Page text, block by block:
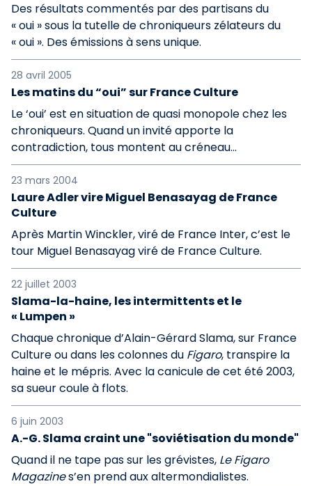
Des résultats commentés par des partisans du
« oui » sous la tutelle de chroniqueurs zélateurs du
« oui ». Des émissions à sens unique.
28 avril 2005
Les matins du “oui” sur France Culture
Le ‘oui’ est en situation de quasi monopole chez les
chroniqueurs. Quand un invité apporte la
contradiction, tous montent au créneau...
23 mars 2004
Laure Adler vire Miguel Benasayag de France
Culture
Après Martin Winckler, viré de France Inter, c’est le
tour Miguel Benasayag viré de France Culture.
22 juillet 2003
Slama-la-haine, les intermittents et le
« Lumpen »
Chaque chronique d’Alain-Gérard Slama, sur France
Culture ou dans les colonnes du Figaro, transpire la
haine et le mépris. Avec la canicule de cet été 2003,
sa sueur coule à flots.
6 juin 2003
A.-G. Slama craint une "soviétisation du monde"
Quand il ne tape pas sur les grévistes, Le Figaro
Magazines’en prend aux altermondialistes.